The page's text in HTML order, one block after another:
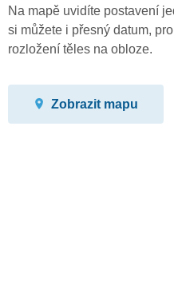
Na mapě uvidíte postavení
si můžete i přesný datum,
rozložení těles na obloze.
Zobrazit mapu